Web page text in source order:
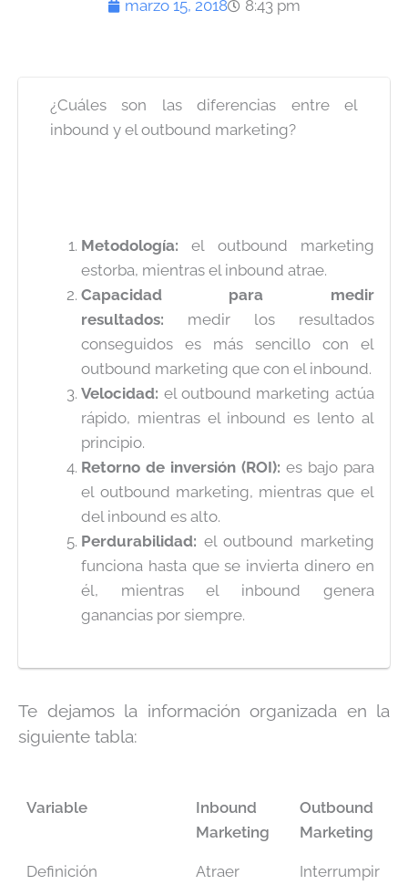
marzo 15, 2018 8:43 pm
¿Cuáles son las diferencias entre el
inbound y el outbound marketing?
Metodología: el outbound marketing
estorba, mientras el inbound atrae.
Capacidad para medir
resultados: medir los resultados
conseguidos es más sencillo con el
outbound marketing que con el inbound.
Velocidad: el outbound marketing actúa
rápido, mientras el inbound es lento al
principio.
Retorno de inversión (ROI): es bajo para
el outbound marketing, mientras que el
del inbound es alto.
Perdurabilidad: el outbound marketing
funciona hasta que se invierta dinero en
él, mientras el inbound genera
ganancias por siempre.
Te dejamos la información organizada en la
siguiente tabla:
Variable
Inbound
Marketing
Outbound
Marketing
Definición
Atraer Interrumpir